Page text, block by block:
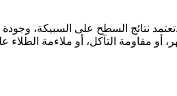
تعتمد نتائج السطح على السبيكة، وجودة الصب، وتحديد الوجه المرئي، والمعالجة المسبقة، وسمك الطلاء، وتحمل اللون، وحماية التعبئة بعد الإنهاء.
أو مقاومة التآكل، أو ملاءمة الطلاء